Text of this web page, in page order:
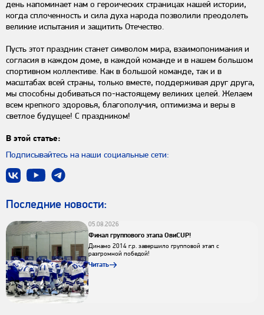
день напоминает нам о героических страницах нашей истории,
когда сплоченность и сила духа народа позволили преодолеть
великие испытания и защитить Отечество.
Пусть этот праздник станет символом мира, взаимопонимания и
согласия в каждом доме, в каждой команде и в нашем большом
спортивном коллективе. Как в большой команде, так и в
масштабах всей страны, только вместе, поддерживая друг друга,
мы способны добиваться по-настоящему великих целей. Желаем
всем крепкого здоровья, благополучия, оптимизма и веры в
светлое будущее! С праздником!
В этой статье:
Подписывайтесь на наши социальные сети:
Последниe новости:
05.08.2026
Финал группового этапа ОвиCUP!
Динамо 2014 г.р. завершило групповой этап с
разгромной победой!
Читать